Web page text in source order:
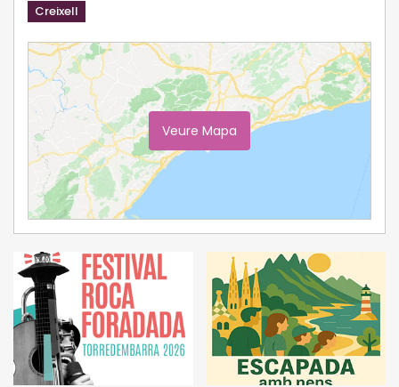
Creixell
Veure Mapa